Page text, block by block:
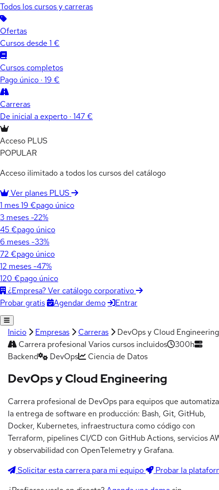
Todos los cursos y carreras
Ofertas
Cursos desde 1 €
Cursos completos
Pago único · 19 €
Carreras
De inicial a experto · 147 €
Acceso PLUS
POPULAR
Acceso ilimitado a todos los cursos del catálogo
Ver planes PLUS
1 mes19 €pago único
3 meses -22%
45 €pago único
6 meses -33%
72 €pago único
12 meses -47%
120 €pago único
¿Empresa? Ver catálogo corporativo
Probar gratis
Agendar demo Entrar
Inicio Empresas Carreras
DevOps y Cloud Engineering
Carrera profesional Varios cursos incluidos
300h
Backend
DevOps Ciencia de Datos
DevOps y Cloud Engineering
Carrera profesional de DevOps para equipos que
la entrega de software en producción: Bash, Git, GitHub,
Docker, Kubernetes, infraestructura como código con
Terraform, pipelines CI/CD con GitHub Actions, servicios
y observabilidad con OpenTelemetry y Grafana.
Solicitar esta carrera para mi equipo
Probar la